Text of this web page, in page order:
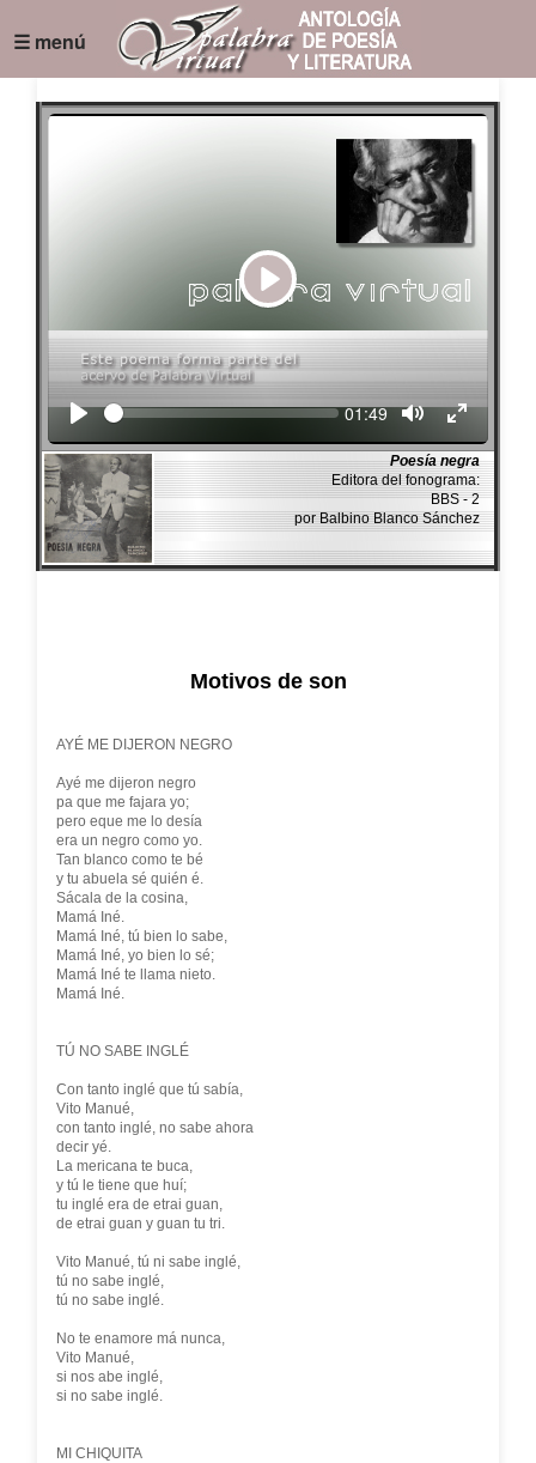
☰ menú
Play
Seek Current
01:49
Poesía negra
Editora del fonograma:
BBS - 2
por Balbino Blanco Sánchez
Motivos de son
AYÉ ME DIJERON NEGRO
Ayé me dijeron negro
pa que me fajara yo;
pero eque me lo desía
era un negro como yo.
Tan blanco como te bé
y tu abuela sé quién é.
Sácala de la cosina,
Mamá Iné.
Mamá Iné, tú bien lo sabe,
Mamá Iné, yo bien lo sé;
Mamá Iné te llama nieto.
Mamá Iné.
TÚ NO SABE INGLÉ
Con tanto inglé que tú sabía,
Vito Manué,
con tanto inglé, no sabe ahora
decir yé.
La mericana te buca,
y tú le tiene que huí;
tu inglé era de etrai guan,
de etrai guan y guan tu tri.
Vito Manué, tú ni sabe inglé,
tú no sabe inglé,
tú no sabe inglé.
No te enamore má nunca,
Vito Manué,
si nos abe inglé,
si no sabe inglé.
MI CHIQUITA